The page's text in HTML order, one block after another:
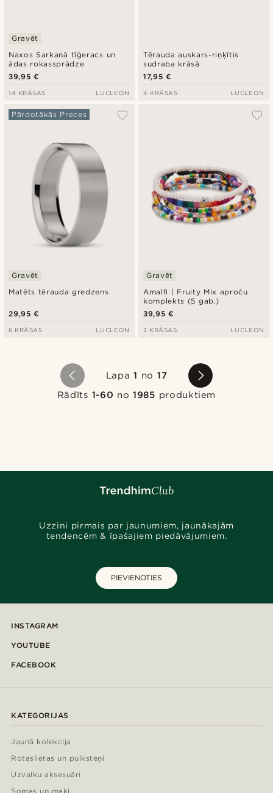
Naxos Sarkanā tīģeracs un
ādas rokassprādze
Gravēt
39,95 €
14 KRĀSAS LUCLEON
Tērauda auskars-riņķītis
sudraba krāsā
17,95 €
4 KRĀSAS LUCLEON
Matēts tērauda gredzens
Pārdotākās Preces
Gravēt
29,95 €
6 KRĀSAS LUCLEON
Amalfi | Fruity Mix aproču
komplekts (5 gab.)
Gravēt
39,95 €
2 KRĀSAS LUCLEON
Lapa1 no 17
Rādīts 1-60 no1985 produktiem
Uzzini pirmais par jaunumiem, jaunākajām
tendencēm & īpašajiem piedāvājumiem.
PIEVIENOTIES
INSTAGRAM
YOUTUBE
FACEBOOK
KATEGORIJAS
Jaunā kolekcija
Rotaslietas un pulksteņi
Uzvalku aksesuāri
Somas un maki